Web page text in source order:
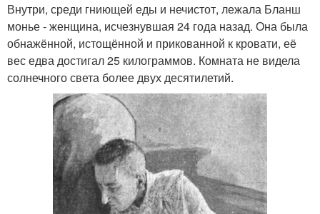
Внутри, среди гниющей еды и нечистот, лежала Бланш
монье - женщина, исчезнувшая 24 года назад. Она была
обнажённой, истощённой и прикованной к кровати, её
вес едва достигал 25 килограммов. Комната не видела
солнечного света более двух десятилетий.